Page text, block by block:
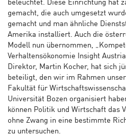
beleuchtet. Diese Einrichtung hat
gemacht, die auch umgesetzt
gemacht und man ähnliche
Amerika installiert. Auch die
Modell nun übernommen,
Verhaltensökonomie Insight
Direktor, Martin Kocher, hat sich
beteiligt, den wir im Rahmen
Fakultät für
Universität Bozen organisiert
können Politik und Wirtschaft das
ohne Zwang in eine bestimmte
zu untersuchen.